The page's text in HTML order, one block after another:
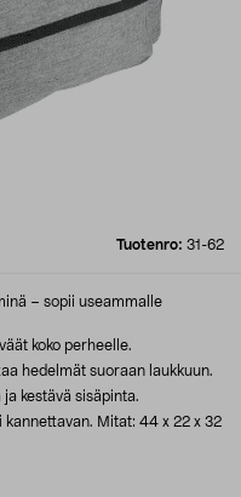
Tuotenro: 31-62
– sopii useammalle
koko perheelle.
hedelmät suoraan laukkuun.
kestävä sisäpinta.
kannettavan. Mitat: 44 x 22 x 32